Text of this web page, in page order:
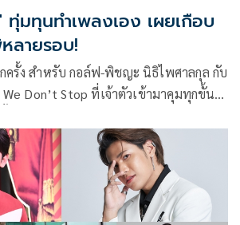
มทุนทำเพลงเอง เผยเกือบ
ลายรอบ!
ครั้ง สำหรับ กอล์ฟ-พิชญะ นิธิไพศาลกุล กับ
จ้าตัวเข้ามาคุมทุกขั้น
ยถึงการกลับมาทำงานเพลงอีกครั้งให้ฟัง